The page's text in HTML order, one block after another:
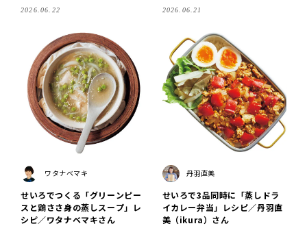
2026.06.22 2026.06.21
ワタナベマキ
せいろでつくる「グリーンピー
スと鶏ささ身の蒸しスープ」レ
シピ／ワタナベマキさん
丹羽直美
せいろで3品同時に「蒸しドラ
イカレー弁当」レシピ／丹羽直
美（ikura）さん